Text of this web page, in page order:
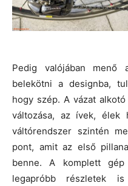
Pedig valójában
belekötni a designba,
hogy szép. A vázat
változása, az ívek, élek
váltórendszer szintén
pont, amit az első
benne. A komplett
legapróbb részletek